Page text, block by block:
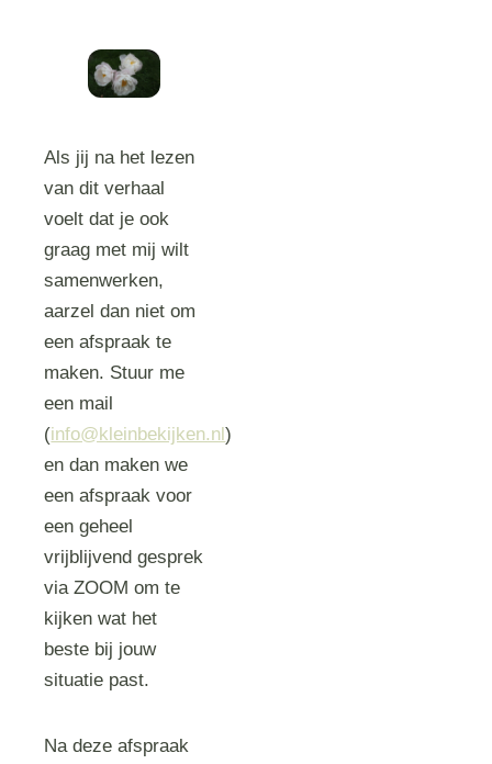
Als jij na het lezen
van dit verhaal
voelt dat je ook
graag met mij wilt
samenwerken,
aarzel dan niet om
een afspraak te
maken. Stuur me
een mail
(info@kleinbekijken.nl)
en dan maken we
een afspraak voor
een geheel
vrijblijvend gesprek
via ZOOM om te
kijken wat het
beste bij jouw
situatie past.
Na deze afspraak